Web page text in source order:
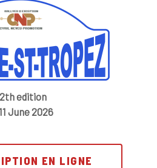
edition
June 2026
EN LIGNE